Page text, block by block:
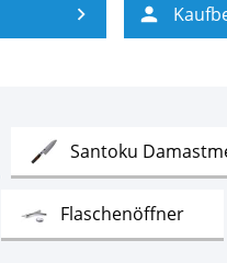
Santoku
FlaschenöffnerTest